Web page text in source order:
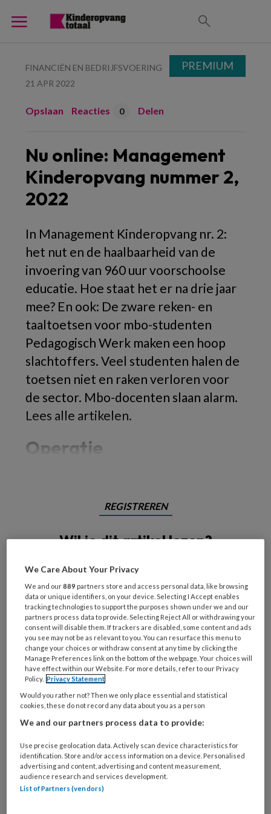
FINANCIËN EN BEDRIJFSVOERING
21 APR 2022
Opslaan Reacties 0 Delen
Nu online: Management
Kinderopvang nummer 2,
2022
In Management Kinderopvang nr. 2:
het nut en de haalbaarheid van de
invoering van 960 uur voorschoolse
educatie. Hoe staat het er na drie jaar
mee? En ook: De zware reken- en
taaltoetsen voor mbo-studenten
Pedagogisch Werk maken een hoop
slachtoffers. Veel studenten halen de
toetsen niet en raken verloren voor
de sector. Mbo-docenten slaan alarm.
Lees alle artikelen.
Operatie
REGISTREREN
Wil je dit artikel lezen?
Maak gratis een account aan en lees 2
Al een account of abonnement?Log dan in
Wat
is
je
e-
mailadres?
Kies
je
wachtwoord* *
Kies
je
functie *
Bij
PREMIUM
We Care About Your Privacy
We and our889 partners store and access personal data, like browsing
data or unique identifiers, on your device. Selecting I Accept enables
tracking technologies to support the purposes shown under we and our
partners process data to provide. Selecting Reject All or withdrawing your
consent will disable them. If trackers are disabled, some content and ads
you see may not be as relevant to you. You can resurface this menu to
change your choices or withdraw consent at any time by clicking the
Manage Preferences link on the bottom of the webpage. Your choices will
have effect within our Website. For more details, refer to our Privacy
Policy. Privacy Statement
Would you rather not? Then we only place essential and statistical
cookies, these do not record any data about you as a person
We and our partners process data to provide:
Use precise geolocation data. Actively scan device characteristics for
identification. Store and/or access information on a device. Personalised
advertising and content, advertising and content measurement,
audience research and services development.
List of Partners (vendors)